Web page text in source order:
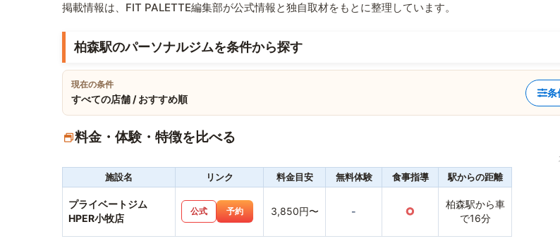
掲載情報は、FIT PALETTE編集部が公式情報と独自取材をもとに整理しています。
柏森駅のパーソナルジムを条件から探す
現在の条件
すべての店舗 / おすすめ順
条
料金・体験・特徴を比べる
施設名 リンク 料金目安 無料体験 食事指導 駅からの距離
プライベートジム
HPER小牧店
公式 予約 3,850円〜 - ○
柏森駅から車
で16分